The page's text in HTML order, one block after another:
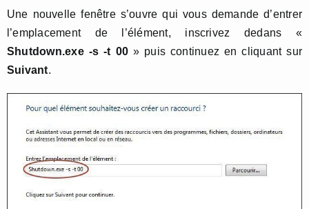
Une nouvelle fenêtre s’ouvre qui vous demande d’entrer
l’emplacement de l’élément, inscrivez dedans «
Shutdown.exe -s -t 00 » puis continuez en cliquant sur
Suivant.